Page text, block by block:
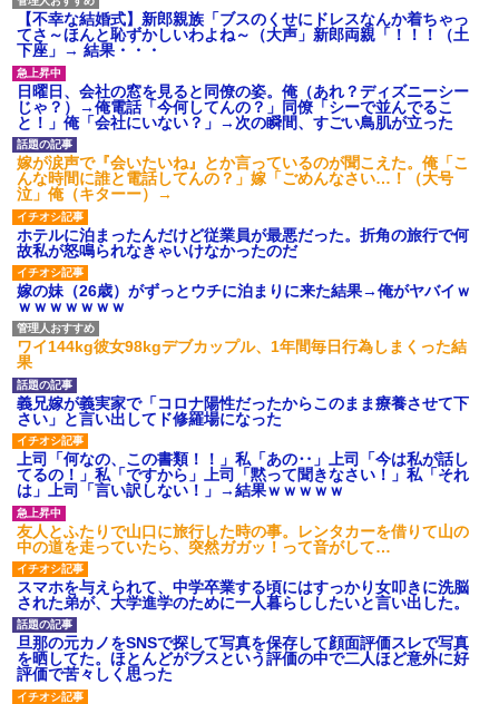
【不幸な結婚式】新郎親族「ブスのくせにドレスなんか着ちゃっ
てさ～ほんと恥ずかしいわよね～（大声」新郎両親「！！！（土
下座」→ 結果・・・
日曜日、会社の窓を見ると同僚の姿。俺（あれ？ディズニーシー
じゃ？）→俺電話「今何してんの？」同僚「シーで並んでるこ
と！」俺「会社にいない？」→次の瞬間、すごい鳥肌が立った
嫁が涙声で『会いたいね』とか言っているのが聞こえた。俺「こ
んな時間に誰と電話してんの？」嫁「ごめんなさい…！（大号
泣」俺（キターー）→
ホテルに泊まったんだけど従業員が最悪だった。折角の旅行で何
故私が怒鳴られなきゃいけなかったのだ
嫁の妹（26歳）がずっとウチに泊まりに来た結果→俺がヤバイｗ
ｗｗｗｗｗｗｗ
ワイ144kg彼女98kgデブカップル、1年間毎日行為しまくった結
果
義兄嫁が義実家で「コロナ陽性だったからこのまま療養させて下
さい」と言い出してド修羅場になった
上司「何なの、この書類！！」私「あの‥」上司「今は私が話し
てるの！」私「ですから」上司「黙って聞きなさい！」私「それ
は」上司「言い訳しない！」→結果ｗｗｗｗｗ
友人とふたりで山口に旅行した時の事。レンタカーを借りて山の
中の道を走っていたら、突然ガガッ！って音がして…
スマホを与えられて、中学卒業する頃にはすっかり女叩きに洗脳
された弟が、大学進学のために一人暮らししたいと言い出した。
旦那の元カノをSNSで探して写真を保存して顔面評価スレで写真
を晒してた。ほとんどがブスという評価の中で二人ほど意外に好
評価で苦々しく思った